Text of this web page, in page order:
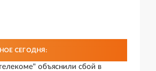
СЕГОДНЯ:
объяснили сбой в